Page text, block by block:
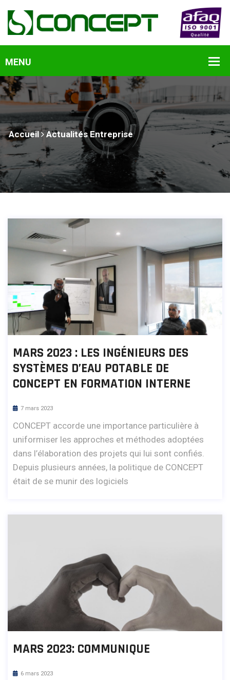
Accueil Actualités Entreprise
MARS 2023 : LES INGÉNIEURS DES
SYSTÈMES D’EAU POTABLE DE
CONCEPT EN FORMATION INTERNE
7 mars 2023
CONCEPT accorde une importance particulière à
uniformiser les approches et méthodes adoptées
dans l’élaboration des projets qui lui sont confiés.
Depuis plusieurs années, la politique de CONCEPT
était de se munir des logiciels
MARS 2023: COMMUNIQUE
6 mars 2023